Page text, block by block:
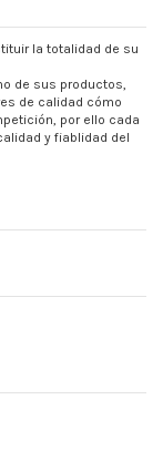
la totalidad de su
de sus productos,
de calidad cómo
por ello cada
y fiablidad del